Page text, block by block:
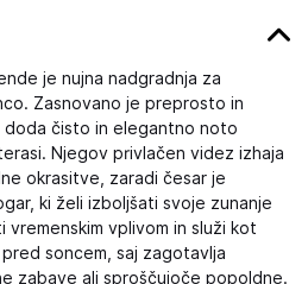
je nujna nadgradnja za
Zasnovano je preprosto in
doda čisto in elegantno noto
Njegov privlačen videz izhaja
okrasitve, zaradi česar je
ki želi izboljšati svoje zunanje
vplivom in služi kot
soncem, saj zagotavlja
zabave ali sproščujoče popoldne.